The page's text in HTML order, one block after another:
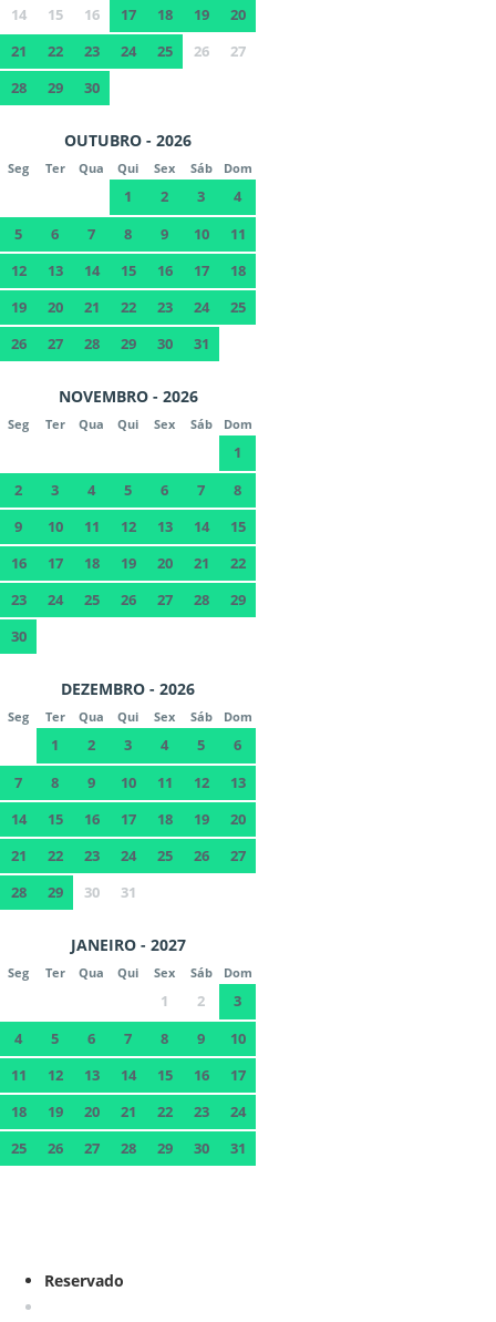
14 15 16 17 18 19
20
21
22 23 24 25 26
27
28
29 30
OUTUBRO - 2026
Seg Ter Qua Qui Sex Sáb Dom
1 2 3
4
5
6 7 8 9 10
11
12
13 14 15 16 17
18
19
20 21 22 23 24
25
26
27 28 29 30 31
NOVEMBRO - 2026
Seg Ter Qua Qui Sex Sáb Dom
1
2
3 4 5 6 7
8
9
10 11 12 13 14
15
16
17 18 19 20 21
22
23
24 25 26 27 28
29
30
DEZEMBRO - 2026
Seg Ter Qua Qui Sex Sáb Dom
1 2 3 4 5
6
7
8 9 10 11 12
13
14
15 16 17 18 19
20
21
22 23 24 25 26
27
28
29 30 31
JANEIRO - 2027
Seg Ter Qua Qui Sex Sáb Dom
1 2
3
4
5 6 7 8 9
10
11
12 13 14 15 16
17
18
19 20 21 22 23
24
25
26 27 28 29 30 31
Reservado